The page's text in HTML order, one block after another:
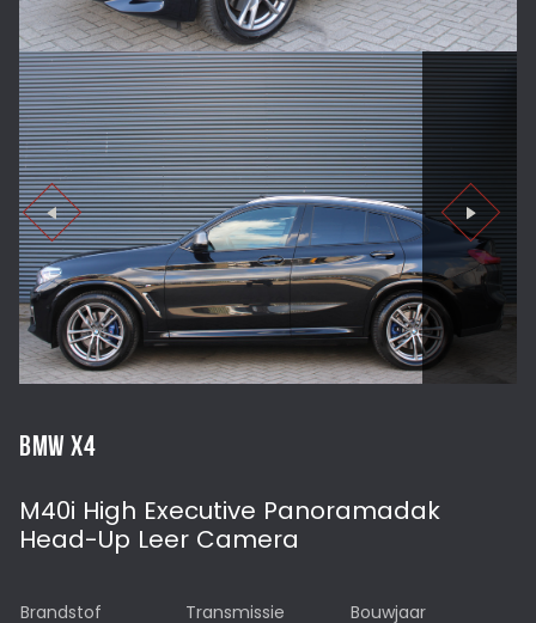
BMW X4
M40i High Executive Panoramadak
Head-Up Leer Camera
Brandstof
Transmissie
Bouwjaar